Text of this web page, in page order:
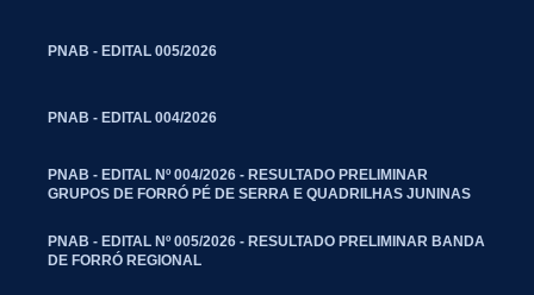
PNAB - EDITAL 005/2026
PNAB - EDITAL 004/2026
PNAB - EDITAL Nº 004/2026 - RESULTADO PRELIMINAR
GRUPOS DE FORRÓ PÉ DE SERRA E QUADRILHAS JUNINAS
PNAB - EDITAL Nº 005/2026 - RESULTADO PRELIMINAR BANDA
DE FORRÓ REGIONAL